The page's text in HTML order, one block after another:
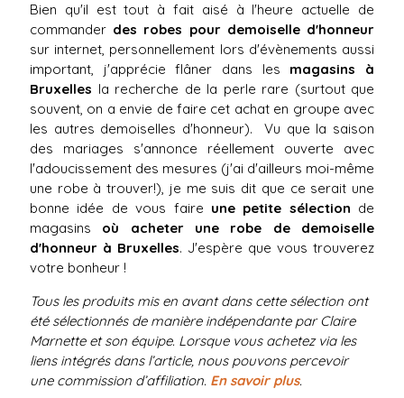
Bien qu'il est tout à fait aisé à l'heure actuelle de
commander des robes pour demoiselle d'honneur
sur internet, personnellement lors d'évènements aussi
important, j'apprécie flâner dans les magasins à
Bruxelles la recherche de la perle rare (surtout que
souvent, on a envie de faire cet achat en groupe avec
les autres demoiselles d'honneur). Vu que la saison
des mariages s'annonce réellement ouverte avec
l'adoucissement des mesures (j'ai d'ailleurs moi-même
une robe à trouver!), je me suis dit que ce serait une
bonne idée de vous faire une petite sélection de
magasins où acheter une robe de demoiselle
d'honneur à Bruxelles. J'espère que vous trouverez
votre bonheur !
Tous les produits mis en avant dans cette sélection ont
été sélectionnés de manière indépendante par Claire
Marnette et son équipe. Lorsque vous achetez via les
liens intégrés dans l’article, nous pouvons percevoir
une commission d’affiliation. En savoir plus.